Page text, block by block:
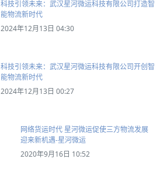
科技引领未来：武汉星河微运科技有限公司打造智
能物流新时代
2024年12月13日 04:30
科技引领未来：武汉星河微运科技有限公司开创智
能物流新时代
2024年12月13日 00:27
网络货运时代 星河微运促使三方物流发展
迎来新机遇-星河微运
2020年9月16日 10:52